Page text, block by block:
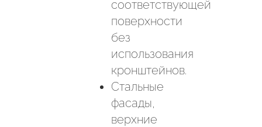
соответствующей
поверхности
без
использования
кронштейнов.
Стальные
фасады,
верхние